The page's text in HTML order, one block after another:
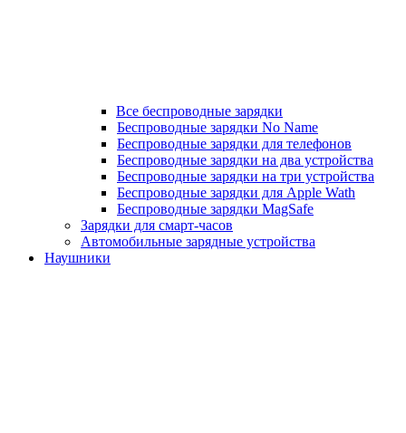
Все беспроводные зарядки
Беспроводные зарядки No Name
Беспроводные зарядки для телефонов
Беспроводные зарядки на два устройства
Беспроводные зарядки на три устройства
Беспроводные зарядки для Apple Wath
Беспроводные зарядки MagSafe
Зарядки для смарт-часов
Автомобильные зарядные устройства
Наушники